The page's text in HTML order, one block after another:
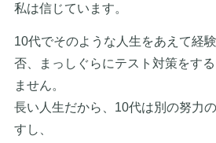
私は信じています。
10代でそのような人生をあえて経
否、まっしぐらにテスト対策をす
ません。
長い人生だから、10代は別の努力
すし、